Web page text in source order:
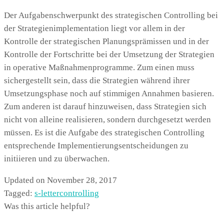
Der Aufgabenschwerpunkt des strategischen Controlling bei
der Strategienimplementation liegt vor allem in der
Kontrolle der strategischen Planungsprämissen und in der
Kontrolle der Fortschritte bei der Umsetzung der Strategien
in operative Maßnahmenprogramme. Zum einen muss
sichergestellt sein, dass die Strategien während ihrer
Umsetzungsphase noch auf stimmigen Annahmen basieren.
Zum anderen ist darauf hinzuweisen, dass Strategien sich
nicht von alleine realisieren, sondern durchgesetzt werden
müssen. Es ist die Aufgabe des strategischen Controlling
entsprechende Implementierungsentscheidungen zu
initiieren und zu überwachen.
Updated on November 28, 2017
Tagged: s-lettercontrolling
Was this article helpful?